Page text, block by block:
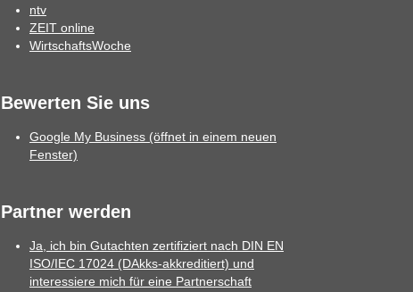
ntv
ZEIT online
WirtschaftsWoche
Bewerten Sie uns
Google My Business (öffnet in einem neuen
Fenster)
Partner werden
Ja, ich bin Gutachten zertifiziert nach DIN EN
ISO/IEC 17024 (DAkks-akkreditiert) und
interessiere mich für eine Partnerschaft